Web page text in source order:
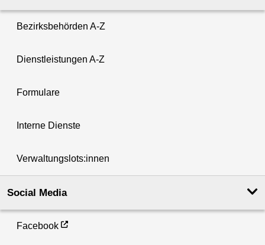
Bezirksbehörden A-Z
Dienstleistungen A-Z
Formulare
Interne Dienste
Verwaltungslots:innen
Social Media
Facebook